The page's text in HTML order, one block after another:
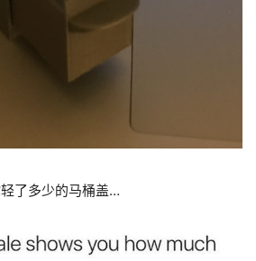
了多少的马桶盖…